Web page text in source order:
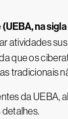
na
atividades
que os
tradicionais
da UEBA,